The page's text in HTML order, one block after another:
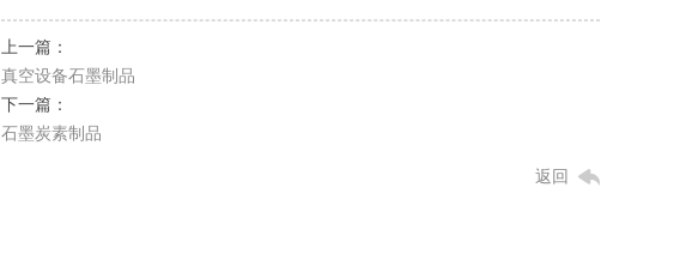
上一篇：
真空设备石墨制品
下一篇：
石墨炭素制品
返回